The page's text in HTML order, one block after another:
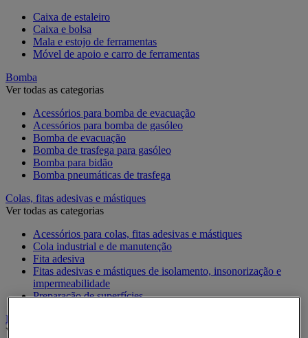
Caixa de estaleiro
Caixa e bolsa
Mala e estojo de ferramentas
Móvel de apoio e carro de ferramentas
Bomba
Ver todas as categorias
Acessórios para bomba de evacuação
Acessórios para bomba de gasóleo
Bomba de evacuação
Bomba de trasfega para gasóleo
Bomba para bidão
Bomba pneumáticas de trasfega
Colas, fitas adesivas e mástiques
Ver todas as categorias
Acessórios para colas, fitas adesivas e mástiques
Cola industrial e de manutenção
Fita adesiva
Fitas adesivas e mástiques de isolamento, insonorização e
impermeabilidade
Preparação de superfícies
Eletricidade
Ver todas as categorias